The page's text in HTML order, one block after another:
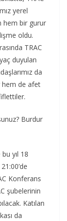
yerel
hem bir gurur
oldu.
TRAC
duyulan
da
hem de afet
Burdur
yıl 18
Konferans
şubelerinin
Katılan
da